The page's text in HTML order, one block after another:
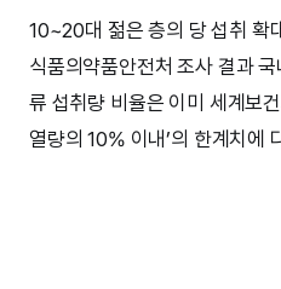
10~20대 젊은 층의 당 섭취 확
식품의약품안전처 조사 결과
류 섭취량 비율은 이미 세계보
열량의 10% 이내’의 한계치에